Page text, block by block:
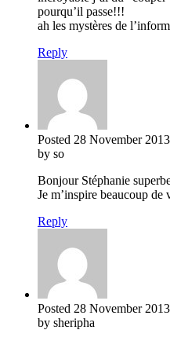
pourqu’il passe!!!
ah les mystères de
Reply
Posted 28 November 2013
by so
Bonjour Stéphanie
Je m’inspire beaucoup de
Reply
Posted 28 November 2013
by sheripha